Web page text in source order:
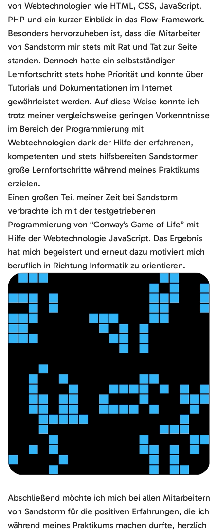
von Webtechnologien wie HTML, CSS, JavaScript,
PHP und ein kurzer Einblick in das Flow-Framework.
Besonders hervorzuheben ist, dass die Mitarbeiter
von Sandstorm mir stets mit Rat und Tat zur Seite
standen. Dennoch hatte ein selbstständiger
Lernfortschritt stets hohe Priorität und konnte über
Tutorials und Dokumentationen im Internet
gewährleistet werden. Auf diese Weise konnte ich
trotz meiner vergleichsweise geringen Vorkenntnisse
im Bereich der Programmierung mit
Webtechnologien dank der Hilfe der erfahrenen,
kompetenten und stets hilfsbereiten Sandstormer
große Lernfortschritte während meines Praktikums
erzielen.
Einen großen Teil meiner Zeit bei Sandstorm
verbrachte ich mit der testgetriebenen
Programmierung von “Conway’s Game of Life” mit
Hilfe der Webtechnologie JavaScript. Das Ergebnis
hat mich begeistert und erneut dazu motiviert mich
beruflich in Richtung Informatik zu orientieren.
Abschließend möchte ich mich bei allen Mitarbeitern
von Sandstorm für die positiven Erfahrungen, die ich
während meines Praktikums machen durfte, herzlich